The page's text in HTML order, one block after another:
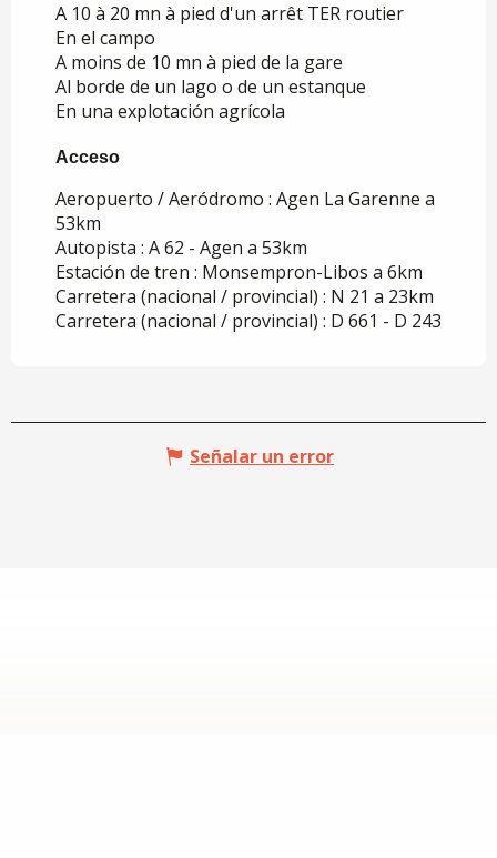
A 10 à 20 mn à pied d'un arrêt TER routier
En el campo
A moins de 10 mn à pied de la gare
Al borde de un lago o de un estanque
En una explotación agrícola
Acceso
Acceso
Aeropuerto / Aeródromo : Agen La Garenne a
53km
Autopista : A 62 - Agen a 53km
Estación de tren : Monsempron-Libos a 6km
Carretera (nacional / provincial) : N 21 a 23km
Carretera (nacional / provincial) : D 661 - D 243
Señalar un error